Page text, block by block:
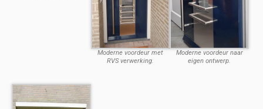
Moderne voordeur met
RVS verwerking.
Moderne voordeur naar
eigen ontwerp.